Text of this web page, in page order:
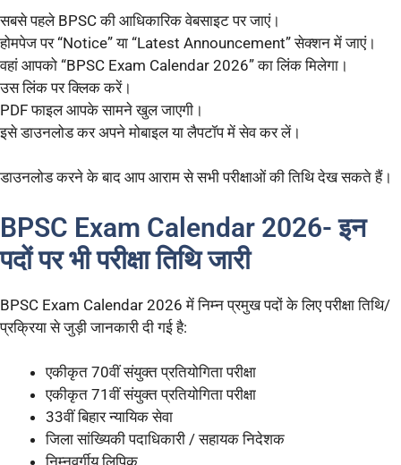
सबसे पहले BPSC की आधिकारिक वेबसाइट पर जाएं।
होमपेज पर “Notice” या “Latest Announcement” सेक्शन में जाएं।
वहां आपको “BPSC Exam Calendar 2026” का लिंक मिलेगा।
उस लिंक पर क्लिक करें।
PDF फाइल आपके सामने खुल जाएगी।
इसे डाउनलोड कर अपने मोबाइल या लैपटॉप में सेव कर लें।
डाउनलोड करने के बाद आप आराम से सभी परीक्षाओं की तिथि देख सकते हैं।
BPSC Exam Calendar 2026- इन
पदों पर भी परीक्षा तिथि जारी
BPSC Exam Calendar 2026 में निम्न प्रमुख पदों के लिए परीक्षा तिथि/
प्रक्रिया से जुड़ी जानकारी दी गई है:
एकीकृत 70वीं संयुक्त प्रतियोगिता परीक्षा
एकीकृत 71वीं संयुक्त प्रतियोगिता परीक्षा
33वीं बिहार न्यायिक सेवा
जिला सांख्यिकी पदाधिकारी / सहायक निदेशक